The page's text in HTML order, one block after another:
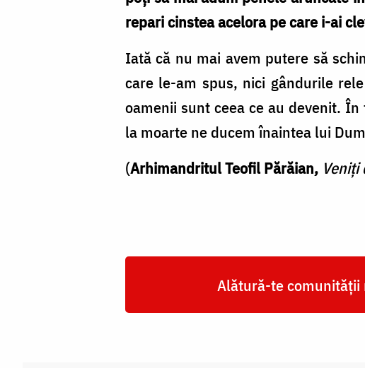
repari cinstea acelora pe care i-ai
Iată că nu mai avem putere să
care le-am spus, nici gândurile
oamenii sunt ceea ce au devenit. În
la moarte ne ducem înaintea lui
(Arhimandritul Teofil Părăian,
Alătură-te comunității